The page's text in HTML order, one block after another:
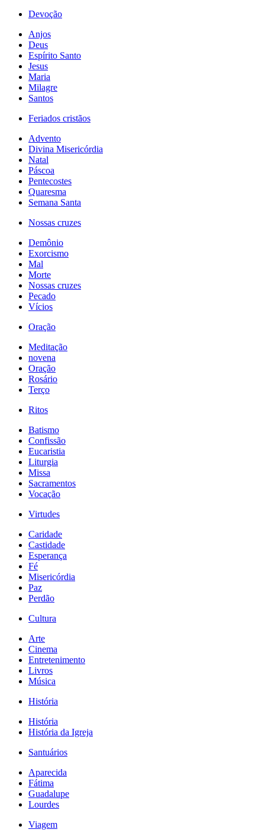
Devoção
Anjos
Deus
Espírito Santo
Jesus
Maria
Milagre
Santos
Feriados cristãos
Advento
Divina Misericórdia
Natal
Páscoa
Pentecostes
Quaresma
Semana Santa
Nossas cruzes
Demônio
Exorcismo
Mal
Morte
Nossas cruzes
Pecado
Vícios
Oração
Meditação
novena
Oração
Rosário
Terço
Ritos
Batismo
Confissão
Eucaristia
Liturgia
Missa
Sacramentos
Vocação
Virtudes
Caridade
Castidade
Esperança
Fé
Misericórdia
Paz
Perdão
Cultura
Arte
Cinema
Entretenimento
Livros
Música
História
História
História da Igreja
Santuários
Aparecida
Fátima
Guadalupe
Lourdes
Viagem